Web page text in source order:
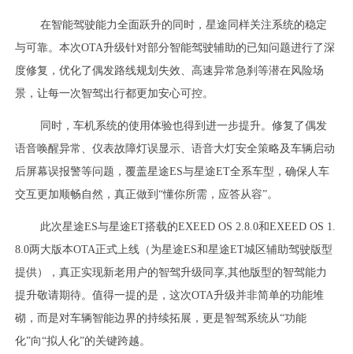
在智能驾驶能力全面跃升的同时，星途同样关注系统的稳定
与可靠。本次OTA升级针对部分智能驾驶辅助的已知问题进行了深
度修复，优化了偶发路线规划失效、高速异常急刹等潜在风险场
景，让每一次智驾出行都更加安心可控。
同时，车机系统的使用体验也得到进一步提升。修复了偶发
语音唤醒异常、仪表故障灯误显示、语音大灯安全策略及车辆启动
后屏幕误报警等问题，覆盖星途ES与星途ET全系车型，确保人车
交互更加顺畅自然，真正做到“懂你所需，应答从容”。
此次星途ES与星途ET搭载的EXEED OS 2.8.0和EXEED OS 1.
8.0两大版本OTA正式上线（为星途ES和星途ET城区辅助驾驶版型
提供），真正实现新老用户的智驾升级同享,其他版型的智驾能力
提升敬请期待。值得一提的是，这次OTA升级并非简单的功能堆
砌，而是对车辆智能边界的持续拓展，更是智驾系统从“功能
化”向“拟人化”的关键跨越。